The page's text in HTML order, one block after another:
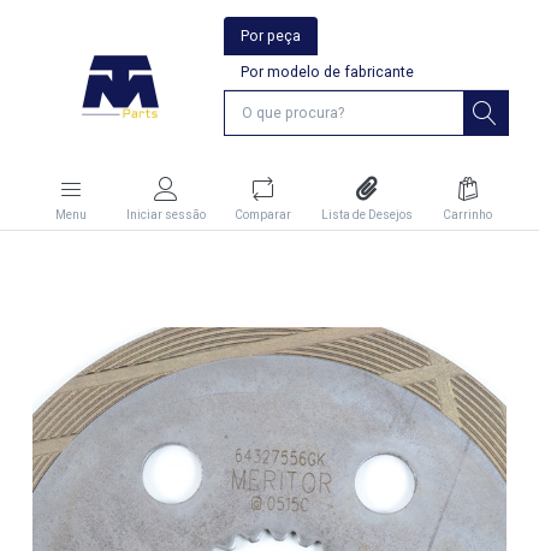
Por peça
Por modelo de fabricante
Menu Iniciar sessão Comparar Lista de Desejos Carrinho